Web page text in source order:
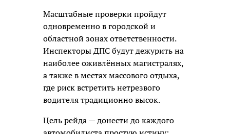
Масштабные проверки пройдут
одновременно в городской и
областной зонах ответственности.
Инспекторы ДПС будут дежурить на
наиболее оживлённых магистралях,
а также в местах массового отдыха,
где риск встретить нетрезвого
водителя традиционно высок.
Цель рейда — донести до каждого